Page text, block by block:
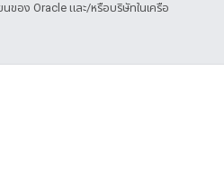
นของ Oracle และ/หรือบริษัทในเครือ